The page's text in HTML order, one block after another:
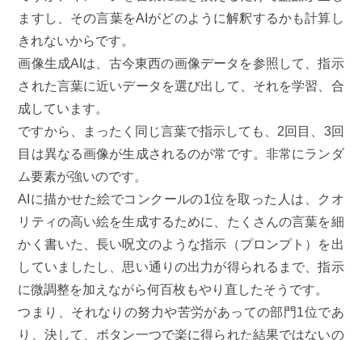
ますし、その言葉をAIがどのように解釈するかも計算し
きれないからです。
画像生成AIは、古今東西の画像データを参照して、指示
された言葉に近いデータを選び出して、それを学習、合
成しています。
ですから、まったく同じ言葉で指示しても、2回目、3回
目は異なる画像が生成されるのが常です。非常にランダ
ム要素が強いのです。
AIに描かせた絵でコンクールの1位を取った人は、クオ
リティの高い絵を生成するために、たくさんの言葉を細
かく書いた、長い呪文のような指示（プロンプト）を出
していましたし、思い通りの出力が得られるまで、指示
に微調整を加えながら何百枚もやり直したそうです。
つまり、それなりの努力や苦労があっての部門1位であ
り、決して、ボタン一つで楽に得られた結果ではないの